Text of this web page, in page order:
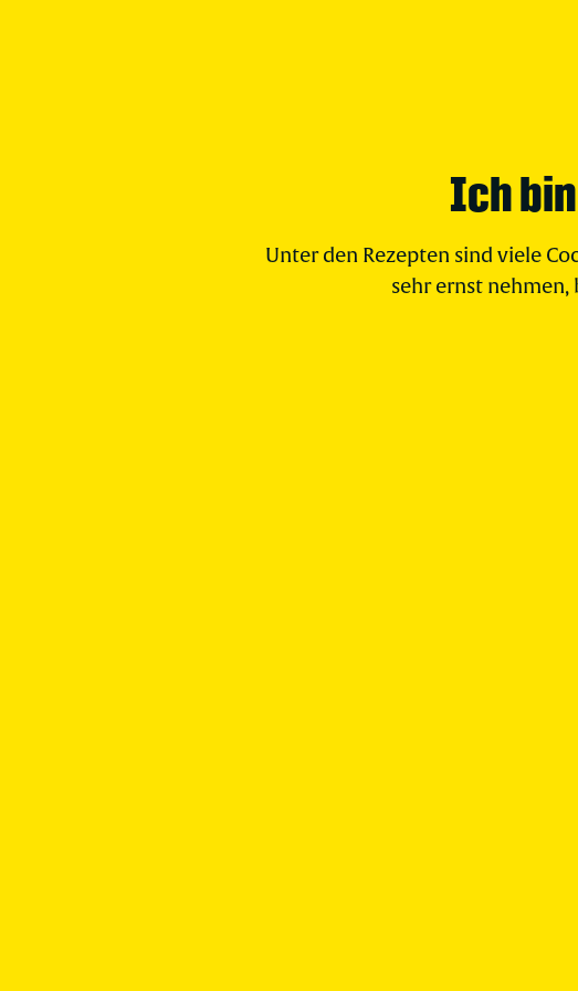
Ich
Unter den Rezepten sind viele
sehr ernst nehmen,